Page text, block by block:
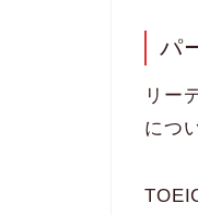
パ
リー
につ